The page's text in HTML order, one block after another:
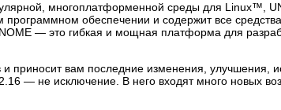
многоплатформенной среды для Linux™,
обеспечении и содержит все
— это гибкая и мощная платформа для
приносит вам последние изменения, улучшения,
— не исключение. В него входят много новых